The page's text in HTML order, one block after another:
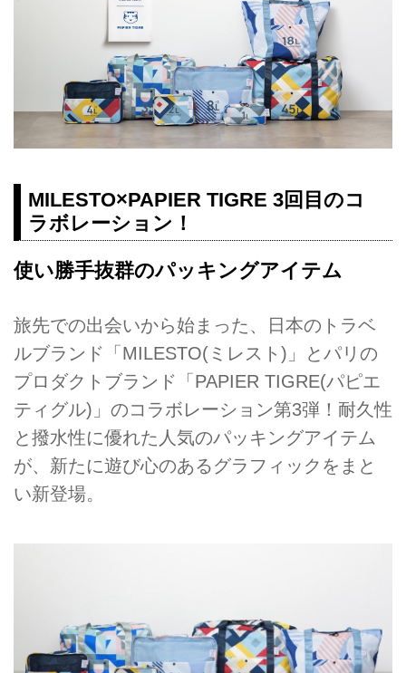
MILESTO×PAPIER TIGRE 3回目のコ
ラボレーション！
使い勝手抜群のパッキングアイテム
旅先での出会いから始まった、日本のトラベ
ルブランド「MILESTO(ミレスト)」とパリの
プロダクトブランド「PAPIER TIGRE(パピエ
ティグル)」のコラボレーション第3弾！耐久性
と撥水性に優れた⼈気のパッキングアイテム
が、新たに遊び心のあるグラフィックをまと
い新登場。